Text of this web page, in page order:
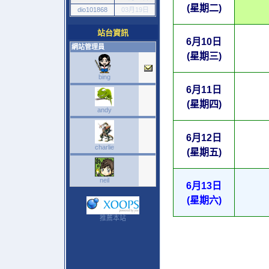
dio101868
03月19日
站台資訊
網站管理員
bing
andy
charlie
neil
推薦本站
(星期二)
6月10日
(星期三)
6月11日
(星期四)
6月12日
(星期五)
6月13日
(星期六)